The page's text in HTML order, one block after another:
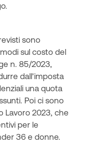
sono
sul costo del
n. 85/2023,
dall'imposta
una quota
Poi ci sono
Lavoro 2023, che
per le
36 e donne.